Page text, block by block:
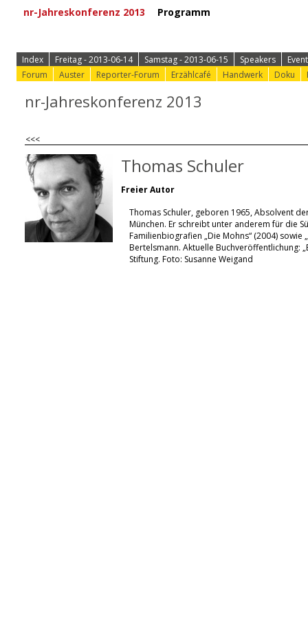
Index Freitag - 2013-06-14 Samstag - 2013-06-15 Speakers
Forum
Auster Reporter-Forum Erzählcafé Handwerk Doku
nr-Jahreskonferenz 2013
Thomas Schuler
Freier Autor
Thomas Schuler, geboren 1965, Absolvent
München. Er schreibt unter anderem für die
Familienbiografien „Die Mohns“ (2004)
Bertelsmann. Aktuelle Buchveröffentlichung:
Stiftung. Foto: Susanne Weigand
<<<
nr-Jahreskonferenz 2013 Programm